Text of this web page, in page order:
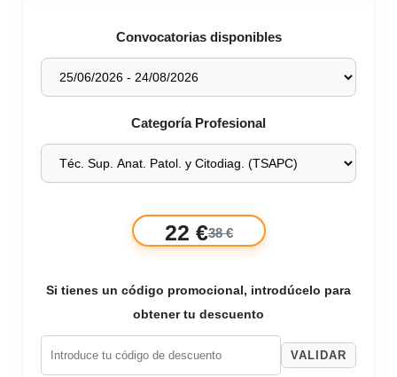
Convocatorias disponibles
Categoría Profesional
22 €38 €
Si tienes un código promocional, introdúcelo para
obtener tu descuento
VALIDAR